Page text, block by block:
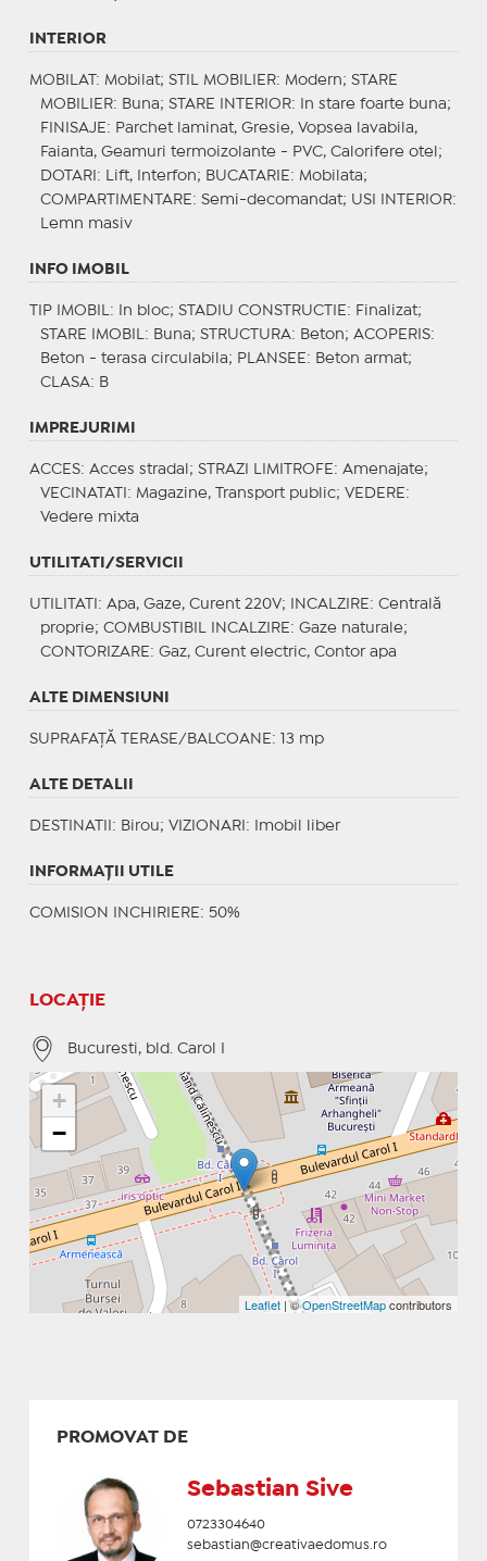
INTERIOR
MOBILAT : Mobilat; STIL MOBILIER: Modern; STARE
MOBILIER: Buna; STARE INTERIOR: In stare foarte buna;
FINISAJE : Parchet laminat, Gresie, Vopsea lavabila,
Faianta, Geamuri termoizolante - PVC, Calorifere otel;
DOTARI : Lift, Interfon; BUCATARIE : Mobilata;
COMPARTIMENTARE : Semi-decomandat; USI INTERIOR:
Lemn masiv
INFO IMOBIL
TIP IMOBIL : In bloc; STADIU CONSTRUCTIE : Finalizat;
STARE IMOBIL : Buna; STRUCTURA: Beton; ACOPERIS:
Beton - terasa circulabila; PLANSEE : Beton armat;
CLASA: B
IMPREJURIMI
ACCES: Acces stradal; STRAZI LIMITROFE : Amenajate;
VECINATATI : Magazine, Transport public; VEDERE :
Vedere mixta
UTILITATI/SERVICII
UTILITATI : Apa, Gaze, Curent 220V; INCALZIRE : Centrală
proprie; COMBUSTIBIL INCALZIRE : Gaze naturale;
CONTORIZARE : Gaz, Curent electric, Contor apa
ALTE DIMENSIUNI
SUPRAFAȚĂ TERASE/BALCOANE: 13 mp
ALTE DETALII
DESTINATII : Birou; VIZIONARI : Imobil liber
INFORMAŢII UTILE
COMISION INCHIRIERE: 50%
LOCAȚIE
Bucuresti, bld. Carol I
+
−
Leaflet | ©OpenStreetMapcontributors
PROMOVAT DE
Sebastian Sive
0723304640
sebastian@creativaedomus.ro